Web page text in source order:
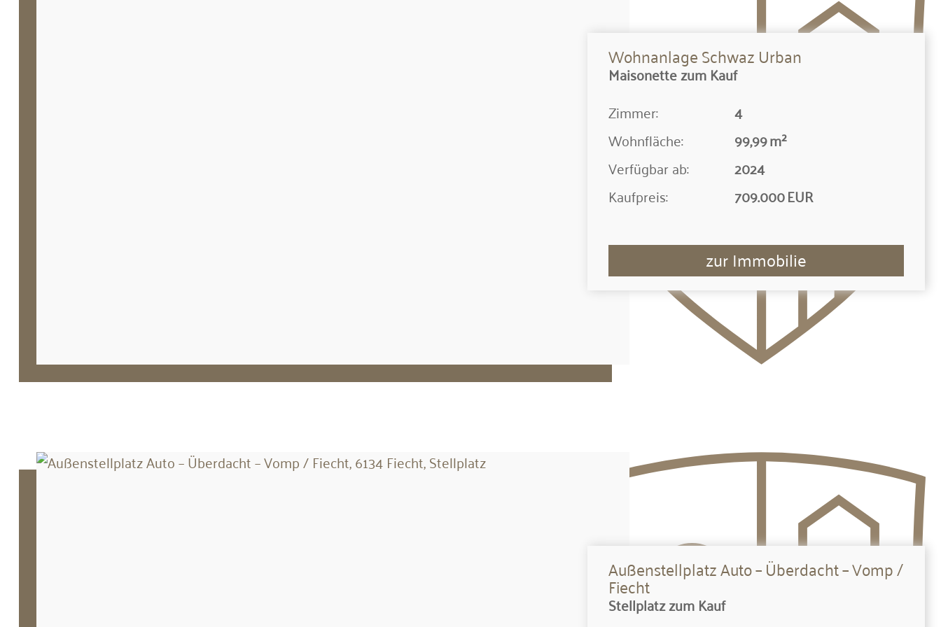
Wohnanlage Schwaz Urban
Maisonette zum Kauf
Zimmer:
4
Wohnfläche:
99,99 m²
Verfügbar ab:
2024
Kaufpreis:
709.000 EUR
zur Immobilie
Außenstellplatz Auto – Überdacht – Vomp /
Fiecht
Stellplatz zum Kauf